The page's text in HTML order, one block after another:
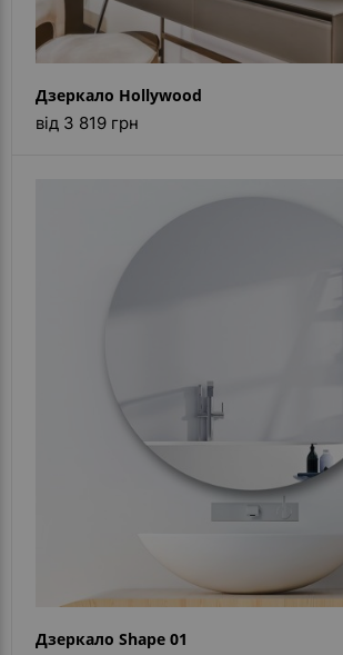
Дзеркало Hollywood
від 3 819 грн
Дзеркало Shape 01